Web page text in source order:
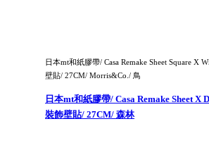
日本mt和紙膠帶/ Casa Remake Sheet Square X
壁貼/ 27CM/ Morris&Co./ 鳥
日本mt和紙膠帶/ Casa Remake Sheet X
裝飾壁貼/ 27CM/ 森林